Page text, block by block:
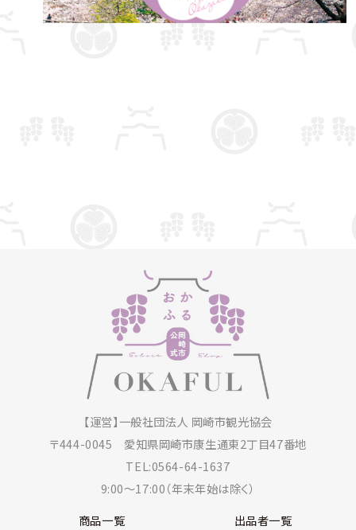
【運営】一般社団法人 岡崎市観光協会
〒444-0045 愛知県岡崎市康生通東2丁目47番地
TEL:0564-64-1637
9:00～17:00（年末年始は除く）
商品一覧
出品者一覧